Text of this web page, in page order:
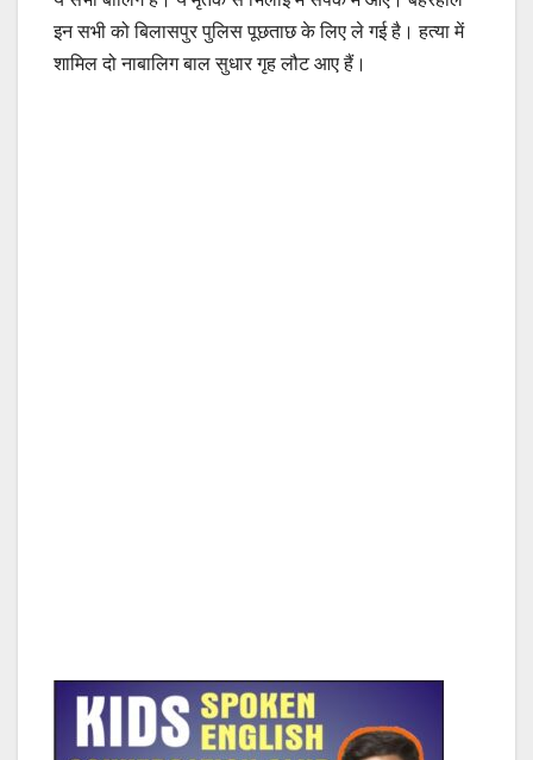
इन सभी को बिलासपुर पुलिस पूछताछ के लिए ले गई है। हत्या में
शामिल दो नाबालिग बाल सुधार गृह लौट आए हैं।